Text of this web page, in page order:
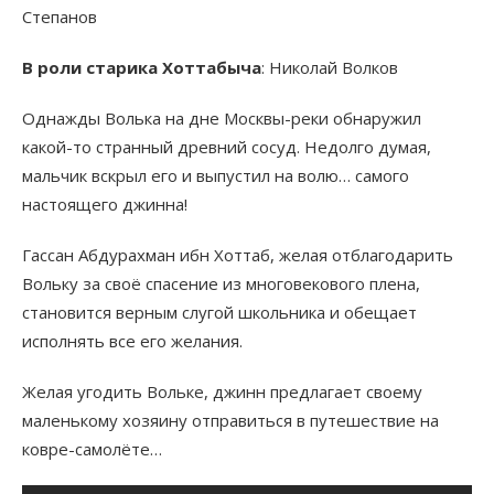
Степанов
В роли старика Хоттабыча: Николай Волков
Однажды Волька на дне Москвы-реки обнаружил
какой-то странный древний сосуд. Недолго думая,
мальчик вскрыл его и выпустил на волю… самого
настоящего джинна!
Гассан Абдурахман ибн Хоттаб, желая отблагодарить
Вольку за своё спасение из многовекового плена,
становится верным слугой школьника и обещает
исполнять все его желания.
Желая угодить Вольке, джинн предлагает своему
маленькому хозяину отправиться в путешествие на
ковре-самолёте…